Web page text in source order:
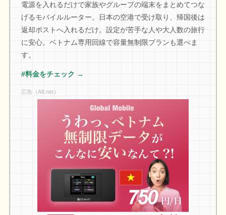
電源を入れるだけで家族やグループの端末をまとめてつな
げるモバイルルーター。日本の空港で受け取り、帰国後は
返却ポストへ入れるだけ。設定が苦手な人や大人数の旅行
に安心。ベトナム専用回線で容量無制限プランも選べま
す。
#料金をチェック →
広告（A8.net）